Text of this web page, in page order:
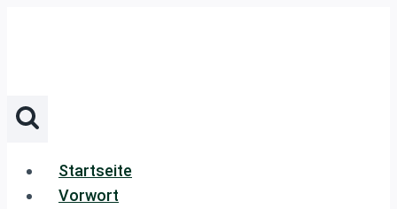
Startseite
Vorwort